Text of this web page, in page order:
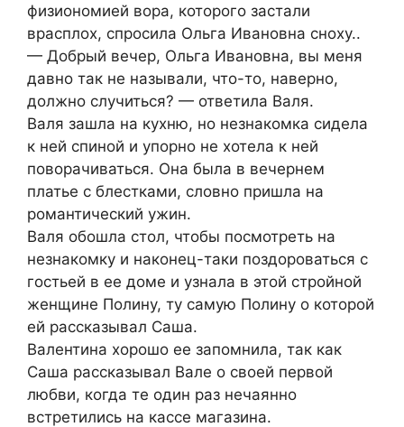
физиономией вора, которого застали
врасплох, спросила Ольга Ивановна сноху..
— Добрый вечер, Ольга Ивановна, вы меня
давно так не называли, что-то, наверно,
должно случиться? — ответила Валя.
Валя зашла на кухню, но незнакомка сидела
к ней спиной и упорно не хотела к ней
поворачиваться. Она была в вечернем
платье с блестками, словно пришла на
романтический ужин.
Валя обошла стол, чтобы посмотреть на
незнакомку и наконец-таки поздороваться с
гостьей в ее доме и узнала в этой стройной
женщине Полину, ту самую Полину о которой
ей рассказывал Саша.
Валентина хорошо ее запомнила, так как
Саша рассказывал Вале о своей первой
любви, когда те один раз нечаянно
встретились на кассе магазина.